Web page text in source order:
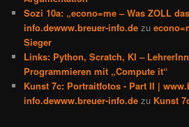
Sozi 10a: „econo=me – Was ZOLL
info.dewww.breuer-info.de zu
Sieger
Links: Python, Scratch, KI –
Programmieren mit „Compute it“
Kunst 7c: Portraitfotos - Part II |
info.dewww.breuer-info.de zu Kunst